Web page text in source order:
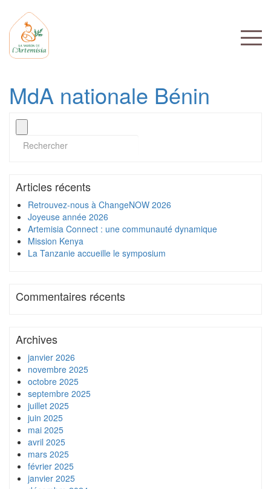
MdA nationale Bénin
Articles récents
Retrouvez-nous à ChangeNOW 2026
Joyeuse année 2026
Artemisia Connect : une communauté dynamique
Mission Kenya
La Tanzanie accueille le symposium
Commentaires récents
Archives
janvier 2026
novembre 2025
octobre 2025
septembre 2025
juillet 2025
juin 2025
mai 2025
avril 2025
mars 2025
février 2025
janvier 2025